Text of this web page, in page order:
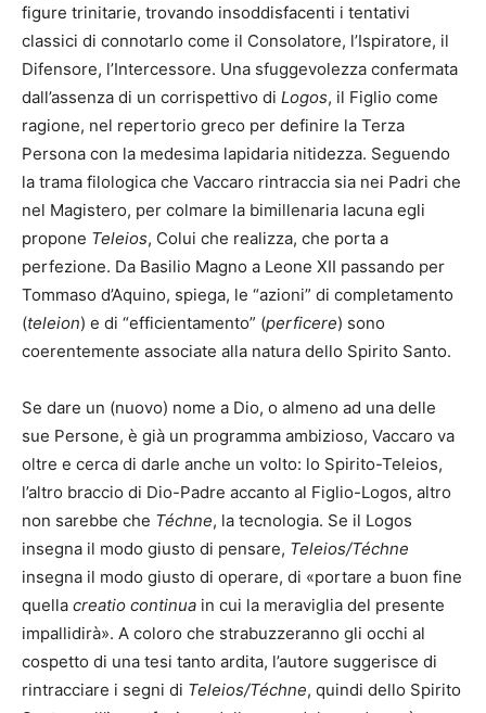
figure trinitarie, trovando insoddisfacenti i tentativi
classici di connotarlo come il Consolatore, l’Ispiratore, il
Difensore, l’Intercessore. Una sfuggevolezza confermata
dall’assenza di un corrispettivo di Logos, il Figlio come
ragione, nel repertorio greco per definire la Terza
Persona con la medesima lapidaria nitidezza. Seguendo
la trama filologica che Vaccaro rintraccia sia nei Padri che
nel Magistero, per colmare la bimillenaria lacuna egli
propone Teleios, Colui che realizza, che porta a
perfezione. Da Basilio Magno a Leone XII passando per
Tommaso d’Aquino, spiega, le “azioni” di completamento
(teleion) e di “efficientamento” (perficere) sono
coerentemente associate alla natura dello Spirito Santo.
Se dare un (nuovo) nome a Dio, o almeno ad una delle
sue Persone, è già un programma ambizioso, Vaccaro va
oltre e cerca di darle anche un volto: lo Spirito-Teleios,
l’altro braccio di Dio-Padre accanto al Figlio-Logos, altro
non sarebbe che Téchne, la tecnologia. Se il Logos
insegna il modo giusto di pensare, Teleios/Téchne
insegna il modo giusto di operare, di «portare a buon fine
quella creatio continua in cui la meraviglia del presente
impallidirà». A coloro che strabuzzeranno gli occhi al
cospetto di una tesi tanto ardita, l’autore suggerisce di
rintracciare i segni di Teleios/Téchne, quindi dello Spirito